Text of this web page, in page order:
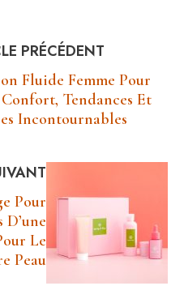
PRÉCÉDENT
Fluide Femme Pour
Confort, Tendances Et
Incontournables
Pour
D’une
Le
Peau